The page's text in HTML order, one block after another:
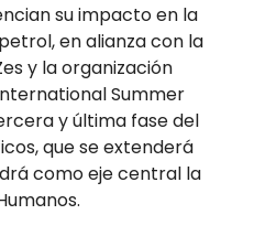
su impacto en la
en alianza con la
y la organización
Summer
y última fase del
que se extenderá
como eje central la